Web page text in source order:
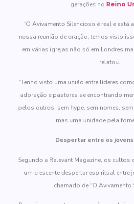
gerações no Reino
“O Avivamento Silencioso é real e está
nossa reunião de oração, temos visto
em várias igrejas não só em Londres
relatou.
“Tenho visto uma união entre líderes
adoração e pastores se encontrando
pelos outros, sem hype, sem nomes,
mas uma unidade pela fome
Despertar entre os
Segundo a Relevant Magazine, os cultos
um crescente despertar espiritual entre
chamado de “O Avivamento